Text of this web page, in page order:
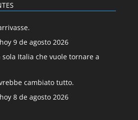
9 de agosto 2026
sola Italia che vuole tornare a
cambiato tutto.
8 de agosto 2026